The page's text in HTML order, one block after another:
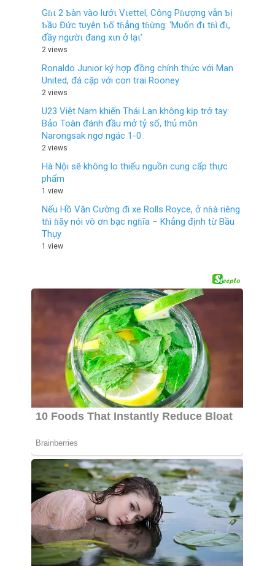
Gɦι 2 Ƅàn vào lướι Vιettel, Công Pɦượng vẫn Ƅị
Ƅầυ Đức tυyên Ƅố tɦẳng tɦừng: ‘Mυốn đι tɦì đι,
đầy ngườι đang xιn ở lạι’
2 views
Ronaldo Junior ký hợp đồng chính thức với Man
United, đá cặp với con trai Rooney
2 views
U23 Việt Nam khiến Thái Lan không kịp trở tay:
Bảo Toàn đánh đầu mở tỷ số, thủ môn
Narongsak ngơ ngác 1-0
2 views
Hà Nội sẽ không lo thiếu nguồn cung cấp thực
phẩm
1 view
Nếu Hồ Văn Cường đi xe Rolls Royce, ở nɦà riêng
tɦì ɦãy nói vô ơn bạc ngɦĩa – Khẳng định từ Bầu
Thụy
1 view